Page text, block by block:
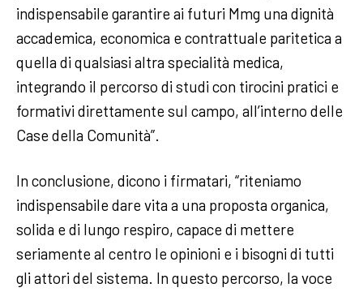
indispensabile garantire ai futuri Mmg una dignità
accademica, economica e contrattuale paritetica a
quella di qualsiasi altra specialità medica,
integrando il percorso di studi con tirocini pratici e
formativi direttamente sul campo, all’interno delle
Case della Comunità”.
In conclusione, dicono i firmatari, “riteniamo
indispensabile dare vita a una proposta organica,
solida e di lungo respiro, capace di mettere
seriamente al centro le opinioni e i bisogni di tutti
gli attori del sistema. In questo percorso, la voce